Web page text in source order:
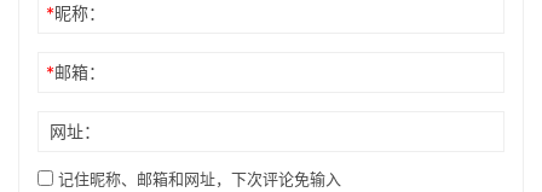
*昵称：
*邮箱：
网址：
记住昵称、邮箱和网址，下次评论免输入